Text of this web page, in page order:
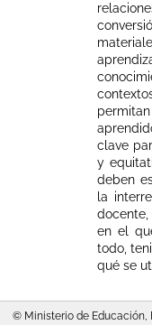
clave
y
deben
la
en el
todo,
qué se
© Ministerio de Educación,